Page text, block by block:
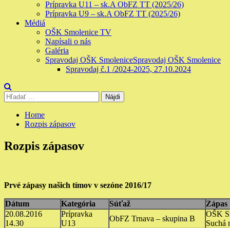
Prípravka U11 – sk.A ObFZ TT (2025/26)
Prípravka U9 – sk.A ObFZ TT (2025/26)
Médiá
OŠK Smolenice TV
Napísali o nás
Galéria
Spravodaj OŠK SmoleniceSpravodaj OŠK Smolenice
Spravodaj č.1 /2024-2025, 27.10.2024
Hľadať:
Home
Rozpis zápasov
Rozpis zápasov
Prvé zápasy našich tímov v sezóne 2016/17
Dátum Kategória Súťaž
Zápas
20.08.2016
14.30
Prípravka
U13
ObFZ Trnava – skupina B
OŠK
Suchá